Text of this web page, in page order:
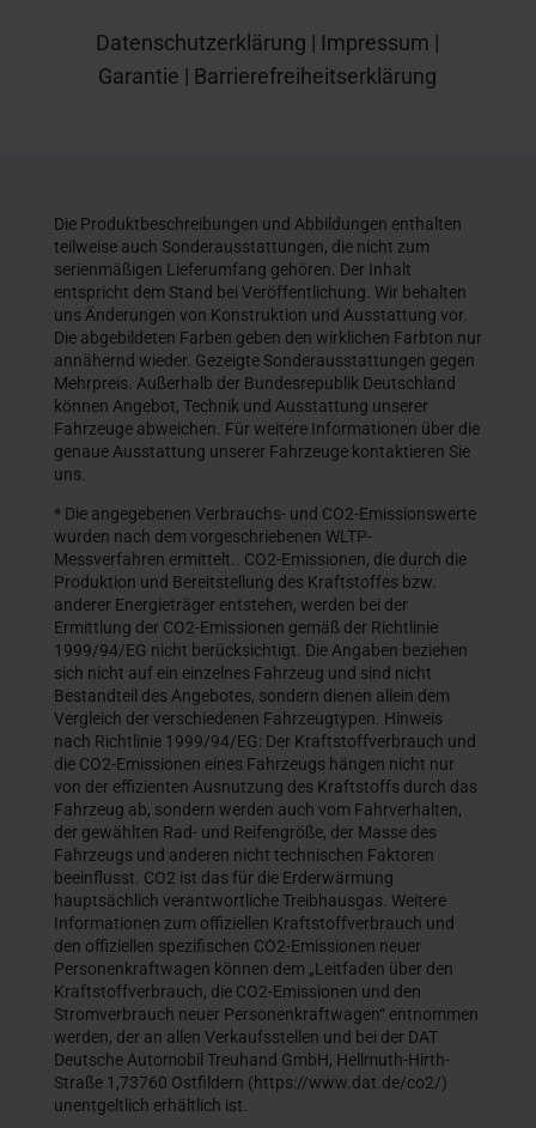
Datenschutzerklärung | Impressum |
Garantie | Barrierefreiheitserklärung
Die Produktbeschreibungen und Abbildungen enthalten
teilweise auch Sonderausstattungen, die nicht zum
serienmäßigen Lieferumfang gehören. Der Inhalt
entspricht dem Stand bei Veröffentlichung. Wir behalten
uns Änderungen von Konstruktion und Ausstattung vor.
Die abgebildeten Farben geben den wirklichen Farbton nur
annähernd wieder. Gezeigte Sonderausstattungen gegen
Mehrpreis. Außerhalb der Bundesrepublik Deutschland
können Angebot, Technik und Ausstattung unserer
Fahrzeuge abweichen. Für weitere Informationen über die
genaue Ausstattung unserer Fahrzeuge kontaktieren Sie
uns.
* Die angegebenen Verbrauchs- und CO2-Emissionswerte
wurden nach dem vorgeschriebenen WLTP-
Messverfahren ermittelt.. CO2-Emissionen, die durch die
Produktion und Bereitstellung des Kraftstoffes bzw.
anderer Energieträger entstehen, werden bei der
Ermittlung der CO2-Emissionen gemäß der Richtlinie
1999/94/EG nicht berücksichtigt. Die Angaben beziehen
sich nicht auf ein einzelnes Fahrzeug und sind nicht
Bestandteil des Angebotes, sondern dienen allein dem
Vergleich der verschiedenen Fahrzeugtypen. Hinweis
nach Richtlinie 1999/94/EG: Der Kraftstoffverbrauch und
die CO2-Emissionen eines Fahrzeugs hängen nicht nur
von der effizienten Ausnutzung des Kraftstoffs durch das
Fahrzeug ab, sondern werden auch vom Fahrverhalten,
der gewählten Rad- und Reifengröße, der Masse des
Fahrzeugs und anderen nicht technischen Faktoren
beeinflusst. CO2 ist das für die Erderwärmung
hauptsächlich verantwortliche Treibhausgas. Weitere
Informationen zum offiziellen Kraftstoffverbrauch und
den offiziellen spezifischen CO2-Emissionen neuer
Personenkraftwagen können dem „Leitfaden über den
Kraftstoffverbrauch, die CO2-Emissionen und den
Stromverbrauch neuer Personenkraftwagen“ entnommen
werden, der an allen Verkaufsstellen und bei der DAT
Deutsche Automobil Treuhand GmbH, Hellmuth-Hirth-
Straße 1,73760 Ostfildern (https://www.dat.de/co2/)
unentgeltlich erhältlich ist.